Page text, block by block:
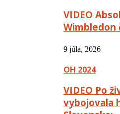
VIDEO
Wimbledon
9 júla, 2026
OH 2024
VIDEO Po
vybojovala